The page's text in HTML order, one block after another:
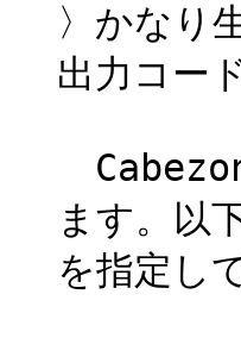
〉かなり
出力コー
ます。以
を指定し